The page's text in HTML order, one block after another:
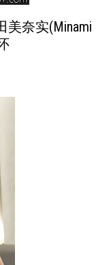
美奈实(Minami